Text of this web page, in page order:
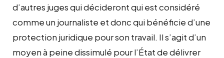
d’autres juges qui décideront qui est considéré
comme un journaliste et donc qui bénéficie d’une
protection juridique pour son travail. Il s’agit d’un
moyen à peine dissimulé pour l’État de délivrer